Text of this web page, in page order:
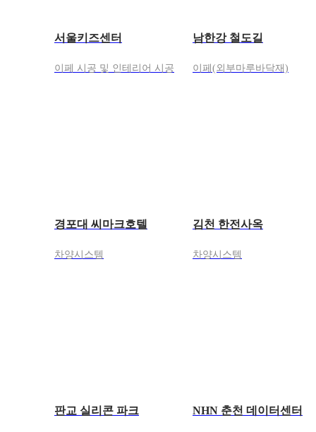
서울키즈센터
이페 시공 및 인테리어 시공
남한강 철도길
이페(외부마루바닥재)
경포대 씨마크호텔
차양시스템
김천 한전사옥
차양시스템
판교 실리콘 파크 NHN 춘천 데이터센터